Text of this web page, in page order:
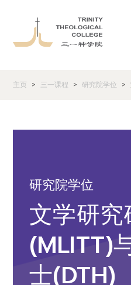
主页 > 三一课程 > 研究院学位 >
研究院学位
文学研
(MLITT)
士(DTH)